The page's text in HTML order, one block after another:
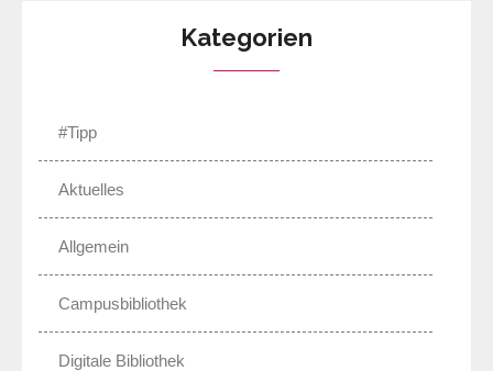
Kategorien
#Tipp
Aktuelles
Allgemein
Campusbibliothek
Digitale Bibliothek